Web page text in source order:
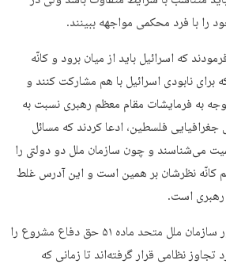
را با فرد محکمی مواجهه ببینند.
که اسرائیل باید از میان برود و کانّه
نابودی اسرائیل با هم مشارکت کنند و
به فرمایشات مقام معظم رهبری نسبت به
فلسطین، ادعا کردند که مسائل
می‌شناسند و چون سازمان ملل دو دولتی را
هم کانّه نظرشان بر همین است و این آدرس غلط
است.
در قوانین جهانی نیز منشور سازمان ملل متحد ماده ۵۱ حق دفاع مشروع را
نظامی قرار گرفته‌اند تا زمانی که